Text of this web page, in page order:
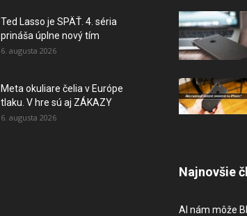
Ted Lasso je SPÄŤ. 4. séria
prináša úplne nový tím
6. augusta 2026
Meta okuliare čelia v Európe
tlaku. V hre sú aj ZÁKAZY
6. augusta 2026
Najnovšie
AI nám môže